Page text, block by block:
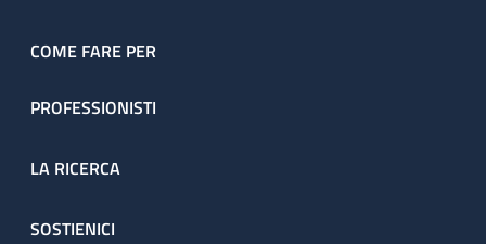
COME FARE PER
PROFESSIONISTI
LA RICERCA
SOSTIENICI